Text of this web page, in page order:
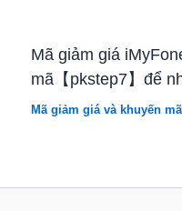
Mã giảm giá
mã【pkstep7】để
Mã giảm giá và khuyến